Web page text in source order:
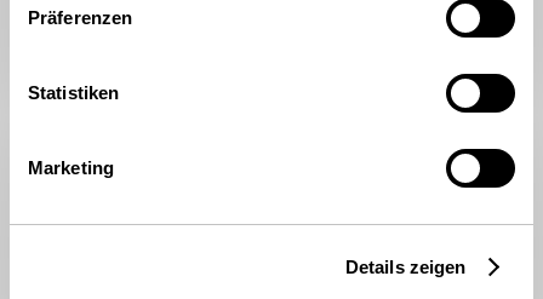
Präferenzen
Statistiken
Marketing
Details zeigen